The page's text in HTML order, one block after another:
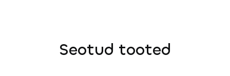
Seotud tooted